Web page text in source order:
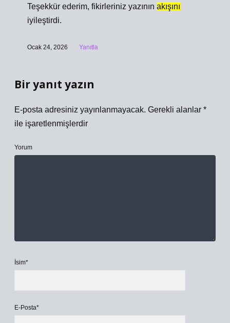
Teşekkür ederim, fikirleriniz yazının akışını
iyileştirdi.
Ocak 24, 2026 Yanıtla
Bir yanıt yazın
E-posta adresiniz yayınlanmayacak. Gerekli alanlar *
ile işaretlenmişlerdir
Yorum
İsim*
E-Posta*